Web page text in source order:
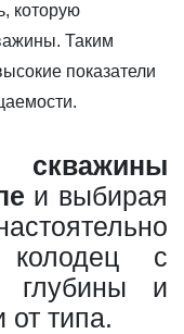
которую
Таким
показатели
скважины
и выбирая
колодец с
глубины и
типа.